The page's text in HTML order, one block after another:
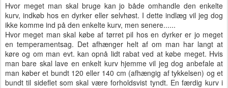
Hvor meget man skal bruge kan jo både omhandle den enkelte
kurv, indkøb hos en dyrker eller selvhøst. I dette indlæg vil jeg dog
ikke komme ind på den enkelte kurv, men senere......
Hvor meget man skal købe af tørret pil hos en dyrker er jo meget
en temperamentsag. Det afhænger helt af om man har langt at
køre og om man evt. kan opnå lidt rabat ved at købe meget. Hvis
man bare skal lave en enkelt kurv hjemme vil jeg dog anbefale at
man køber et bundt 120 eller 140 cm (afhængig af tykkelsen) og et
bundt til sideflet som skal være forholdsvist tyndt. En færdig kurv i